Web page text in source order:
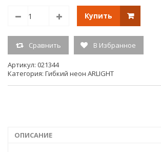
Сертификат *не требуется
Гарантийный срок 1 год
Вес 10.37 кг
Вид упаковки Катушка
Норма упаковки 50
Купить
Сравнить В Избранное
Артикул: 021344
Категория: Гибкий неон ARLIGHT
ОПИСАНИЕ